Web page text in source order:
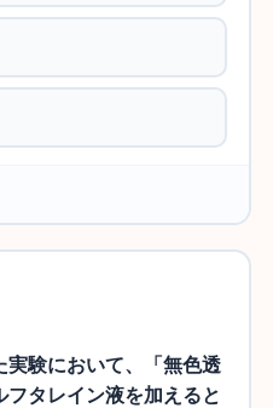
実験において、「無色透
フタレイン液を加えると